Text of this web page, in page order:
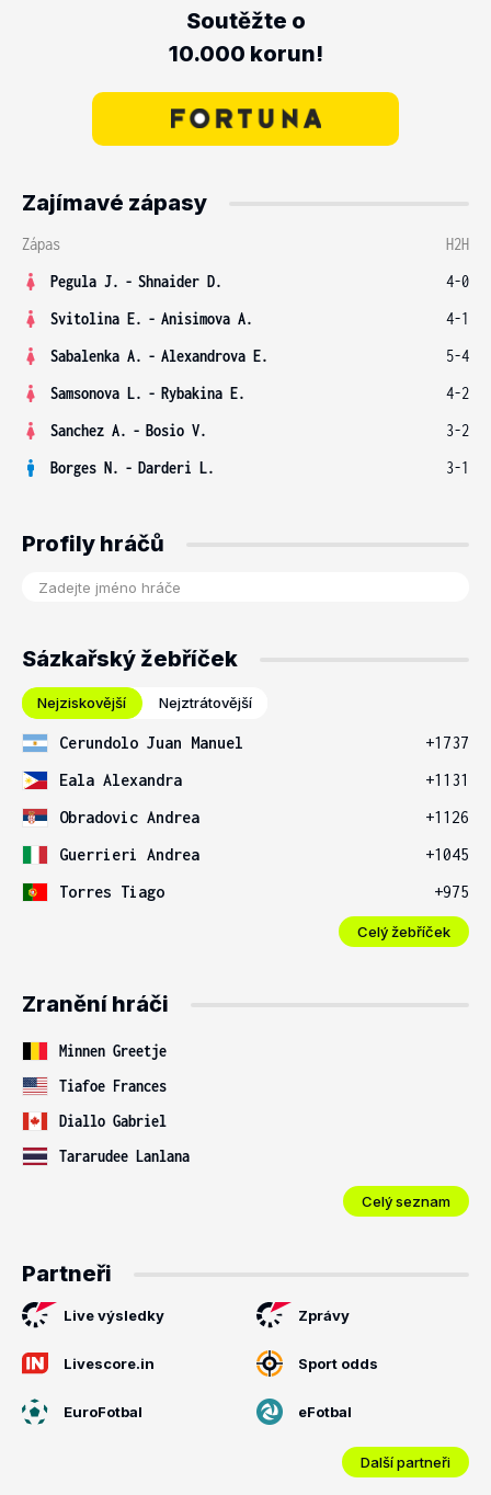
Soutěžte o
10.000 korun!
Zajímavé zápasy
Zápas
H2H
Pegula J. - Shnaider D.
4-0
Svitolina E. - Anisimova A.
4-1
Sabalenka A. - Alexandrova E.
5-4
Samsonova L. - Rybakina E.
4-2
Sanchez A. - Bosio V.
3-2
Borges N. - Darderi L. 3-1
Profily hráčů
Sázkařský žebříček
Nejziskovější Nejztrátovější
Cerundolo Juan Manuel
+1737
Eala Alexandra
+1131
Obradovic Andrea
+1126
Guerrieri Andrea
+1045
Torres Tiago
+975
Celý žebříček
Zranění hráči
Minnen Greetje
Tiafoe Frances
Diallo Gabriel
Tararudee Lanlana
Celý seznam
Partneři
Live výsledky Zprávy
Livescore.in Sport odds
EuroFotbal eFotbal
Další partneři